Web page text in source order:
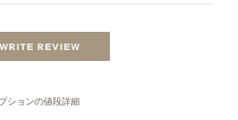
ションの値段詳細